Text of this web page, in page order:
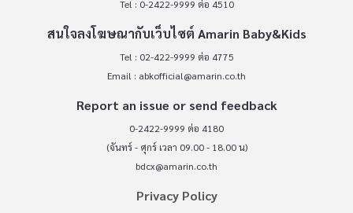
Tel : 0-2422-9999 ต่อ 4510
สนใจลงโฆษณากับเว็บไซต์ Amarin Baby&Kids
Tel : 02-422-9999 ต่อ 4775
Email : abkofficial@amarin.co.th
Report an issue or send feedback
0-2422-9999 ต่อ 4180
(จันทร์ - ศุกร์ เวลา 09.00 - 18.00 น)
bdcx@amarin.co.th
Privacy Policy